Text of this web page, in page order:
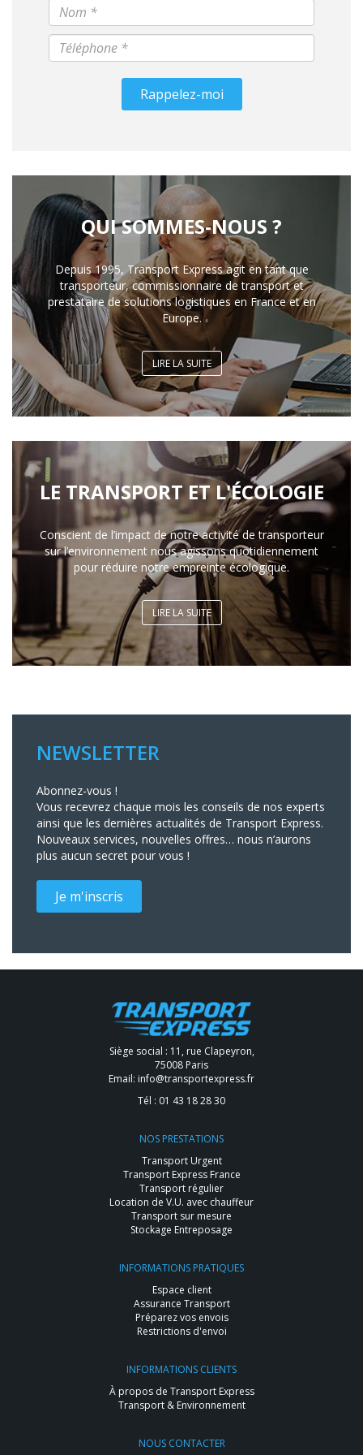
Rappelez-moi
QUI SOMMES-NOUS ?
Depuis 1995, Transport Express agit en tant que
transporteur, commissionnaire de transport et
prestataire de solutions logistiques en France et en
Europe.
LIRE LA SUITE
LE TRANSPORT ET L'ÉCOLOGIE
Conscient de l’impact de notre activité de transporteur
sur l’environnement nous agissons quotidiennement
pour réduire notre empreinte écologique.
LIRE LA SUITE
NEWSLETTER
Abonnez-vous !
Vous recevrez chaque mois les conseils de nos experts
ainsi que les dernières actualités de Transport Express.
Nouveaux services, nouvelles offres… nous n’aurons
plus aucun secret pour vous !
Je m'inscris
Siège social : 11, rue Clapeyron,
75008 Paris
Email: info@transportexpress.fr
Tél : 01 43 18 28 30
NOS PRESTATIONS
Transport Urgent
Transport Express France
Transport régulier
Location de V.U. avec chauffeur
Transport sur mesure
Stockage Entreposage
INFORMATIONS PRATIQUES
Espace client
Assurance Transport
Préparez vos envois
Restrictions d'envoi
INFORMATIONS CLIENTS
À propos de Transport Express
Transport & Environnement
NOUS CONTACTER